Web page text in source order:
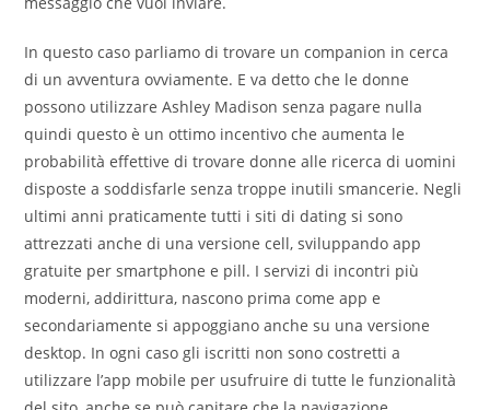
In questo caso parliamo di trovare un companion in cerca
di un avventura ovviamente. E va detto che le donne
possono utilizzare Ashley Madison senza pagare nulla
quindi questo è un ottimo incentivo che aumenta le
probabilità effettive di trovare donne alle ricerca di uomini
disposte a soddisfarle senza troppe inutili smancerie. Negli
ultimi anni praticamente tutti i siti di dating si sono
attrezzati anche di una versione cell, sviluppando app
gratuite per smartphone e pill. I servizi di incontri più
moderni, addirittura, nascono prima come app e
secondariamente si appoggiano anche su una versione
desktop. In ogni caso gli iscritti non sono costretti a
utilizzare l’app mobile per usufruire di tutte le funzionalità